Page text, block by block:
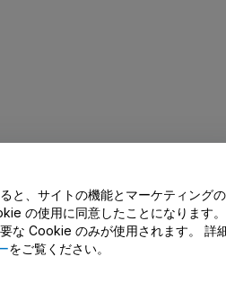
ちらまでご連絡下さい
と、サイトの機能とマーケティング
の使用に同意したことになります。
な Cookie のみが使用されます。 詳
をご覧ください。